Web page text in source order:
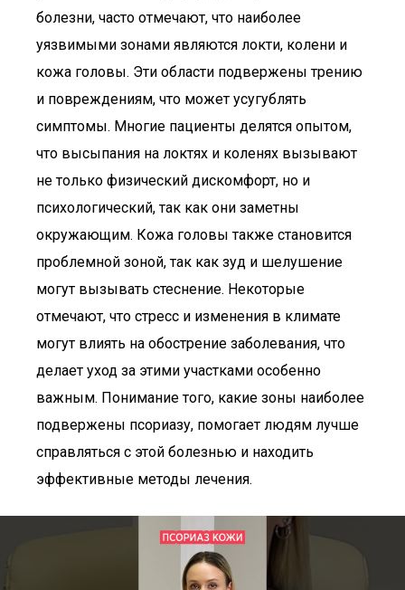
болезни, часто отмечают, что наиболее
уязвимыми зонами являются локти, колени и
кожа головы. Эти области подвержены трению
и повреждениям, что может усугублять
симптомы. Многие пациенты делятся опытом,
что высыпания на локтях и коленях вызывают
не только физический дискомфорт, но и
психологический, так как они заметны
окружающим. Кожа головы также становится
проблемной зоной, так как зуд и шелушение
могут вызывать стеснение. Некоторые
отмечают, что стресс и изменения в климате
могут влиять на обострение заболевания, что
делает уход за этими участками особенно
важным. Понимание того, какие зоны наиболее
подвержены псориазу, помогает людям лучше
справляться с этой болезнью и находить
эффективные методы лечения.